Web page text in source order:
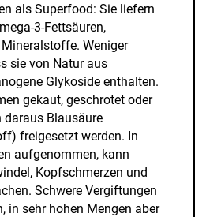
als Superfood: Sie liefern
3-Fettsäuren,
Weniger
sie von Natur aus
Glykoside enthalten.
gekaut, geschrotet oder
daraus Blausäure
freigesetzt werden. In
aufgenommen, kann
Kopfschmerzen und
Schwere Vergiftungen
in sehr hohen Mengen aber